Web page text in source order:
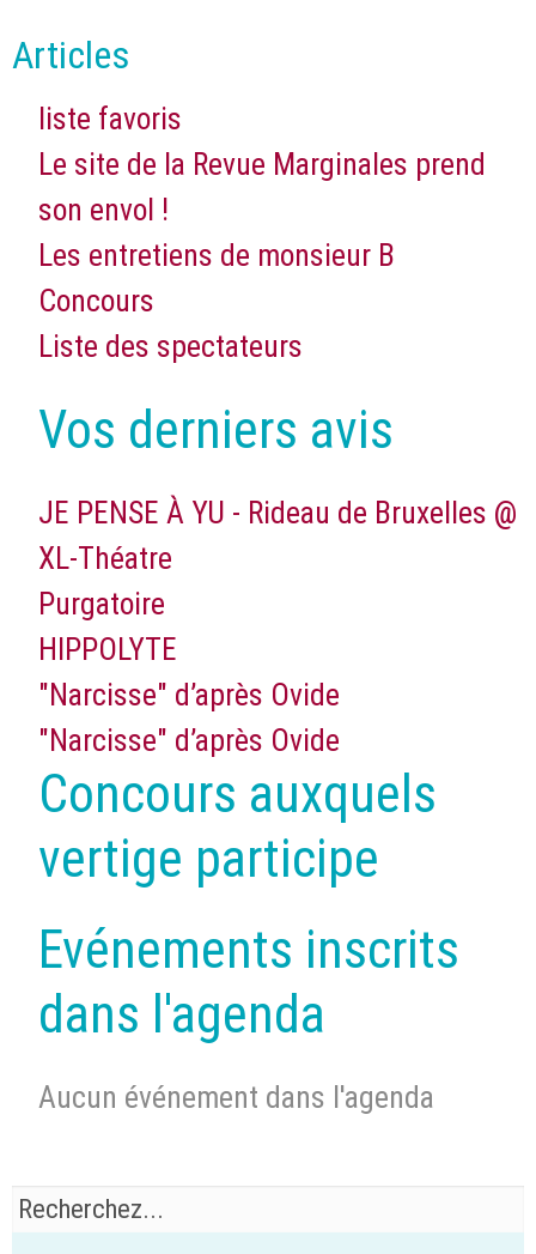
Articles
liste favoris
Le site de la Revue Marginales prend
son envol !
Les entretiens de monsieur B
Concours
Liste des spectateurs
Vos derniers avis
JE PENSE À YU - Rideau de Bruxelles @
XL-Théatre
Purgatoire
HIPPOLYTE
"Narcisse" d’après Ovide
"Narcisse" d’après Ovide
Concours auxquels
vertige participe
Evénements inscrits
dans l'agenda
Aucun événement dans l'agenda